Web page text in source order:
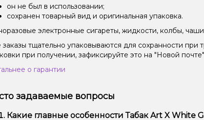
он не был в использовании;
сохранен товарный вид и оригинальная упаковка.
электронные сигареты, жидкости, колбы,
заказы тщательно упаковываются для сохранности
при получении, зафиксируйте это на "Новой
о гарантии
задаваемые вопросы
Какие главные особенности Табак Art X White